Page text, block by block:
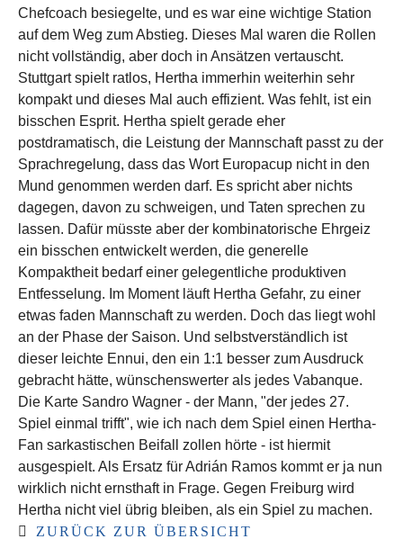
Chefcoach besiegelte, und es war eine wichtige Station
auf dem Weg zum Abstieg. Dieses Mal waren die Rollen
nicht vollständig, aber doch in Ansätzen vertauscht.
Stuttgart spielt ratlos, Hertha immerhin weiterhin sehr
kompakt und dieses Mal auch effizient. Was fehlt, ist ein
bisschen Esprit. Hertha spielt gerade eher
postdramatisch, die Leistung der Mannschaft passt zu der
Sprachregelung, dass das Wort Europacup nicht in den
Mund genommen werden darf. Es spricht aber nichts
dagegen, davon zu schweigen, und Taten sprechen zu
lassen. Dafür müsste aber der kombinatorische Ehrgeiz
ein bisschen entwickelt werden, die generelle
Kompaktheit bedarf einer gelegentliche produktiven
Entfesselung. Im Moment läuft Hertha Gefahr, zu einer
etwas faden Mannschaft zu werden. Doch das liegt wohl
an der Phase der Saison. Und selbstverständlich ist
dieser leichte Ennui, den ein 1:1 besser zum Ausdruck
gebracht hätte, wünschenswerter als jedes Vabanque.
Die Karte Sandro Wagner - der Mann, "der jedes 27.
Spiel einmal trifft", wie ich nach dem Spiel einen Hertha-
Fan sarkastischen Beifall zollen hörte - ist hiermit
ausgespielt. Als Ersatz für Adrián Ramos kommt er ja nun
wirklich nicht ernsthaft in Frage. Gegen Freiburg wird
Hertha nicht viel übrig bleiben, als ein Spiel zu machen.
ZURÜCK ZUR ÜBERSICHT